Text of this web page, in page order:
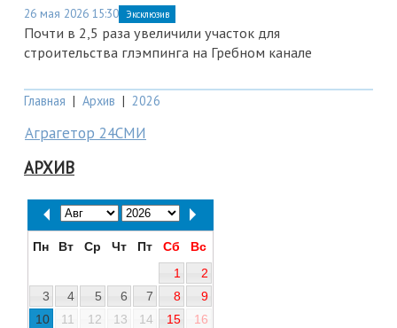
26 мая 2026 15:30 Эксклюзив
Почти в 2,5 раза увеличили участок для
строительства глэмпинга на Гребном канале
Главная | Архив | 2026
Аграгетор 24СМИ
АРХИВ
Пн Вт Ср Чт Пт Сб
Вс
1
2
3
4 5 6 7 8
9
10
11 12 13 14 15
16